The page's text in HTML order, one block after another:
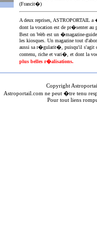
(Francit�)
A deux reprises,
dont la vocation est de pr�senter au
Best on Web est un �magazine-
les kiosques. Un magazine tout
aussi sa r�gularit�, puisqu'il s'agit
contenu, riche et vari�, et dont la
plus belles r�alisations.
Copyright
Astroportail.com ne peut �tre tenu
Pour tout liens